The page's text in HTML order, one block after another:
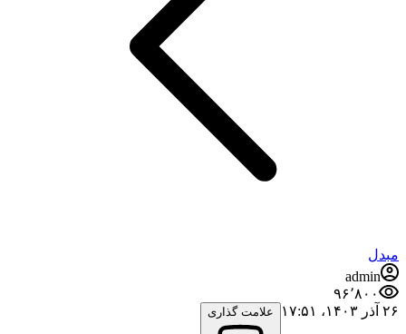
مبدل
admin
۹۶٬۸۰۰
۲۶ آذر ۱۴۰۳،‏ ۱۷:۵۱
علامت گذاری